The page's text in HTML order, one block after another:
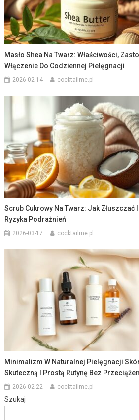
Masło Shea Na Twarz: Właściwości,
Włączenie Do Codziennej Pielęgnacji
2026-02-14 cocktailme.pl
Scrub Cukrowy Na Twarz: Jak Złuszczać
Ryzyka Podrażnień
2026-03-17 cocktailme.pl
Minimalizm W Naturalnej Pielęgnacji
Skuteczną I Prostą Rutynę Bez
2026-02-22 cocktailme.pl
Szukaj